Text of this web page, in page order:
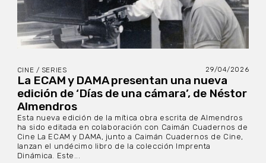
CINE / SERIES 29/04/2026
La ECAM y DAMA presentan una nueva
edición de ‘Días de una cámara’, de Néstor
Almendros
Esta nueva edición de la mítica obra escrita de Almendros
ha sido editada en colaboración con Caimán Cuadernos de
Cine La ECAM y DAMA, junto a Caimán Cuadernos de Cine,
lanzan el undécimo libro de la colección Imprenta
Dinámica. Este...